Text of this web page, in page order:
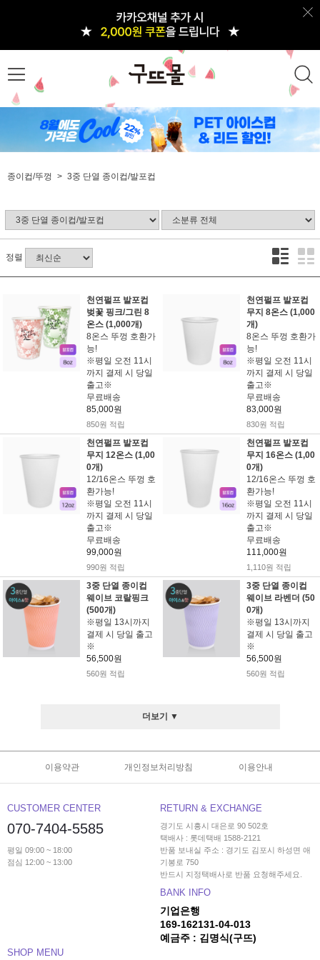
종이컵/뚜껑 3중 단열 종이컵/발포컵
정렬
천연펄프 발포컵
벚꽃 핑크/그린 8
온스 (1,000개)
8온스 뚜껑 호환가
능!
※평일 오전 11시
까지 결제 시 당일
출고※
무료배송
85,000원
850원 적립
천연펄프 발포컵
무지 8온스 (1,000
개)
8온스 뚜껑 호환가
능!
※평일 오전 11시
까지 결제 시 당일
출고※
무료배송
83,000원
830원 적립
천연펄프 발포컵
무지 12온스 (1,00
0개)
12/16온스 뚜껑 호
환가능!
※평일 오전 11시
까지 결제 시 당일
출고※
무료배송
99,000원
990원 적립
천연펄프 발포컵
무지 16온스 (1,00
0개)
12/16온스 뚜껑 호
환가능!
※평일 오전 11시
까지 결제 시 당일
출고※
무료배송
111,000원
1,110원 적립
3중 단열 종이컵
웨이브 코랄핑크
(500개)
※평일 13시까지
결제 시 당일 출고
※
56,500원
560원 적립
3중 단열 종이컵
웨이브 라벤더 (50
0개)
※평일 13시까지
결제 시 당일 출고
※
56,500원
560원 적립
더보기 ▼
이용약관 개인정보처리방침 이용안내
CUSTOMER CENTER
070-7404-5585
평일 09:00 ~ 18:00
점심 12:00 ~ 13:00
RETURN & EXCHANGE
경기도 시흥시 대은로 90 502호
택배사 : 롯데택배 1588-2121
반품 보내실 주소 : 경기도 김포시 하성면 애
기봉로 750
반드시 지정택배사로 반품 요청해주세요.
BANK INFO
기업은행
169-162131-04-013
예금주 : 김명식(구뜨)
SHOP MENU